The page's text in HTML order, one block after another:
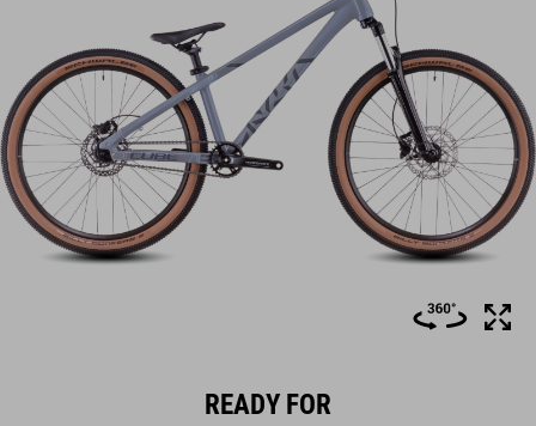
READY FOR